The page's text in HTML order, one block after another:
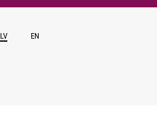
LV EN